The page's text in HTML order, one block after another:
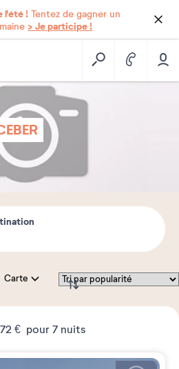
l'été ! Tentez de gagner un
> Je participe !
Carte
€ pour 7 nuits